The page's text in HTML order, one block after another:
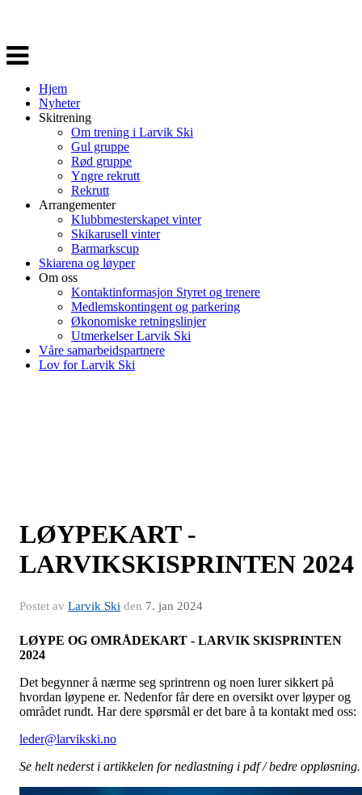
Veksle
navigasjon
Hjem
Nyheter
Skitrening
Om trening i Larvik Ski
Gul gruppe
Rød gruppe
Yngre rekrutt
Rekrutt
Arrangementer
Klubbmesterskapet vinter
Skikarusell vinter
Barmarkscup
Skiarena og løyper
Om oss
Kontaktinformasjon Styret og trenere
Medlemskontingent og parkering
Økonomiske retningslinjer
Utmerkelser Larvik Ski
Våre samarbeidspartnere
Lov for Larvik Ski
LØYPEKART -
LARVIKSKISPRINTEN 2024
Postet av Larvik Ski den 7. jan 2024
LØYPE OG OMRÅDEKART - LARVIK SKISPRINTEN
2024
Det begynner å nærme seg sprintrenn og noen lurer sikkert på
hvordan løypene er. Nedenfor får dere en oversikt over løyper og
området rundt. Har dere spørsmål er det bare å ta kontakt med oss:
leder@larvikski.no
Se helt nederst i artikkelen for nedlastning i pdf / bedre oppløsning.